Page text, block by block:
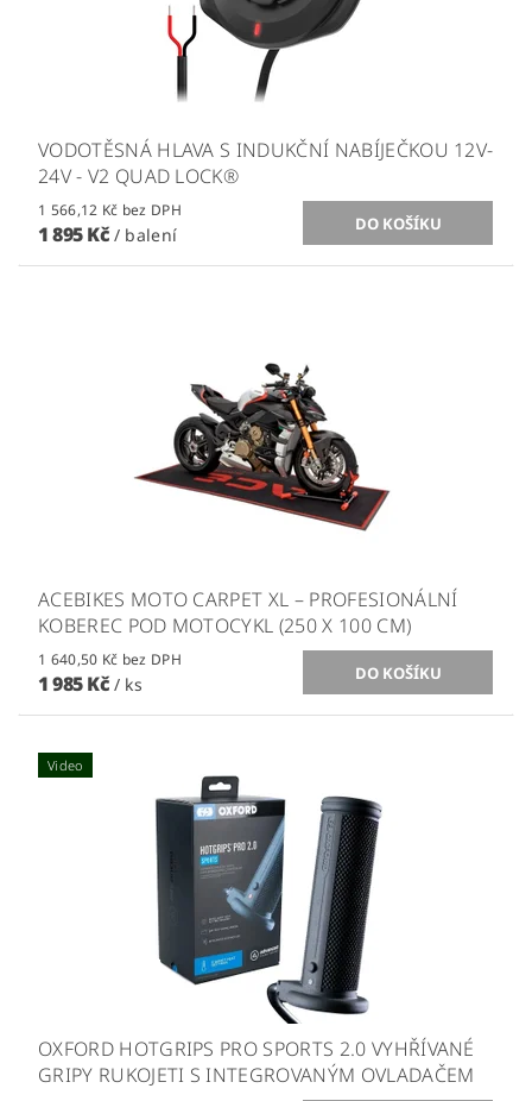
VODOTĚSNÁ HLAVA S INDUKČNÍ NABÍJEČKOU 12V-
24V - V2 QUAD LOCK®
1 566,12 Kč bez DPH
1 895 Kč / balení
ACEBIKES MOTO CARPET XL – PROFESIONÁLNÍ
KOBEREC POD MOTOCYKL (250 X 100 CM)
1 640,50 Kč bez DPH
1 985 Kč / ks
Video
OXFORD HOTGRIPS PRO SPORTS 2.0 VYHŘÍVANÉ
GRIPY RUKOJETI S INTEGROVANÝM OVLADAČEM